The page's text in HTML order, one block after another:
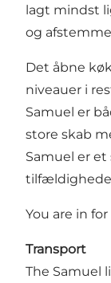
lagt mindst
og
Det åbne
niveauer i
Samuel er
store skab
Samuel er
You are in
Transport
The Samuel